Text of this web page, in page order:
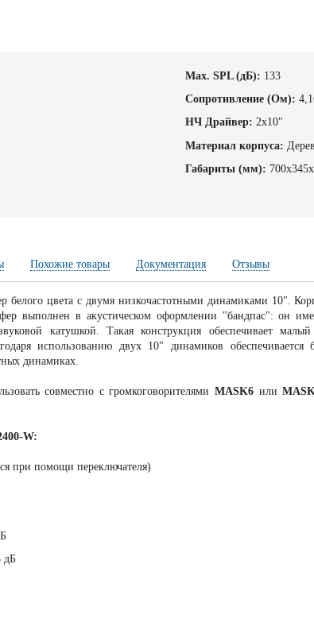
Max. SPL (дБ): 133
Cопротивление (Ом):
НЧ Драйвер: 2х10"
Материал корпуса:
Габариты (мм):
Похожие товары Документация Отзывы
белого цвета с двумя низкочастотными динамиками 10".
выполнен в акустическом оформлении "бандпас": он
катушкой. Такая конструкция обеспечивает
использованию двух 10" динамиков
динамиках.
совместно с громкоговорителямиMASK6 или
W:
при помощи переключателя)
дБ